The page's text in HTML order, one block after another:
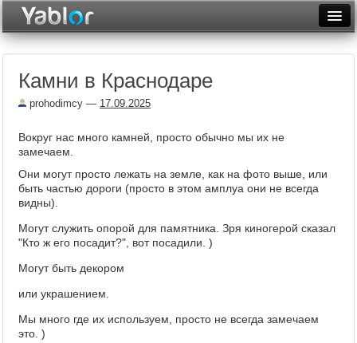
Неделя
Рейтинги
Архив
Видеотоп
Камни в Краснодаре
prohodimcy — 17.09.2025
Вокруг нас много камней, просто обычно мы их не
замечаем.
Они могут просто лежать на земле, как на фото выше, или
быть частью дороги (просто в этом амплуа они не всегда
видны).
Могут служить опорой для памятника. Зря киногерой сказал
"Кто ж его посадит?", вот посадили. )
Могут быть декором
или украшением.
Мы много где их используем, просто не всегда замечаем
это. )